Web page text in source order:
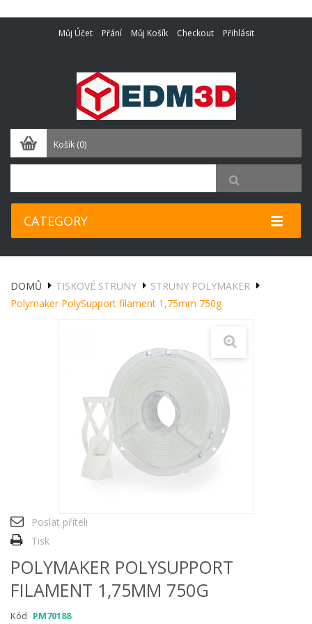
Můj Účet Přání Můj Košík Checkout Přihlásit
Košík (0)
CATEGORY
DOMŮ TISKOVÉ STRUNY
STRUNY POLYMAKER
Polymaker PolySupport filament 1,75mm 750g
Poslat příteli
Tisk
POLYMAKER POLYSUPPORT
FILAMENT 1,75MM 750G
Kód PM70188